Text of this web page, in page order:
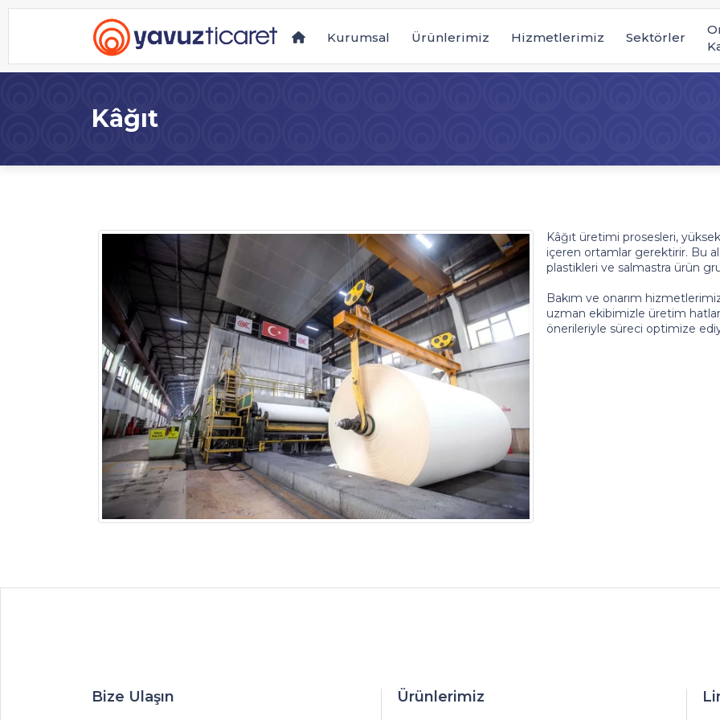
Kurumsal Ürünlerimiz Hizmetlerimiz Sektörler
Kâğıt
Kâğıt üretimi prosesleri,
içeren ortamlar gerektirir. Bu
plastikleri ve salmastra ürün
Bakım ve onarım
uzman ekibimizle üretim
önerileriyle süreci optimize
Bize Ulaşın Ürünlerimiz